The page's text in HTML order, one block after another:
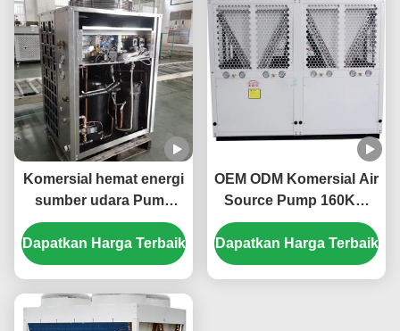
Komersial hemat energi
sumber udara Pump
panas 20kw Low Noise
Dapatkan Harga Terbaik
OEM ODM Komersial Air
Source Pump 160KW
ramah lingkungan
Dapatkan Harga Terbaik